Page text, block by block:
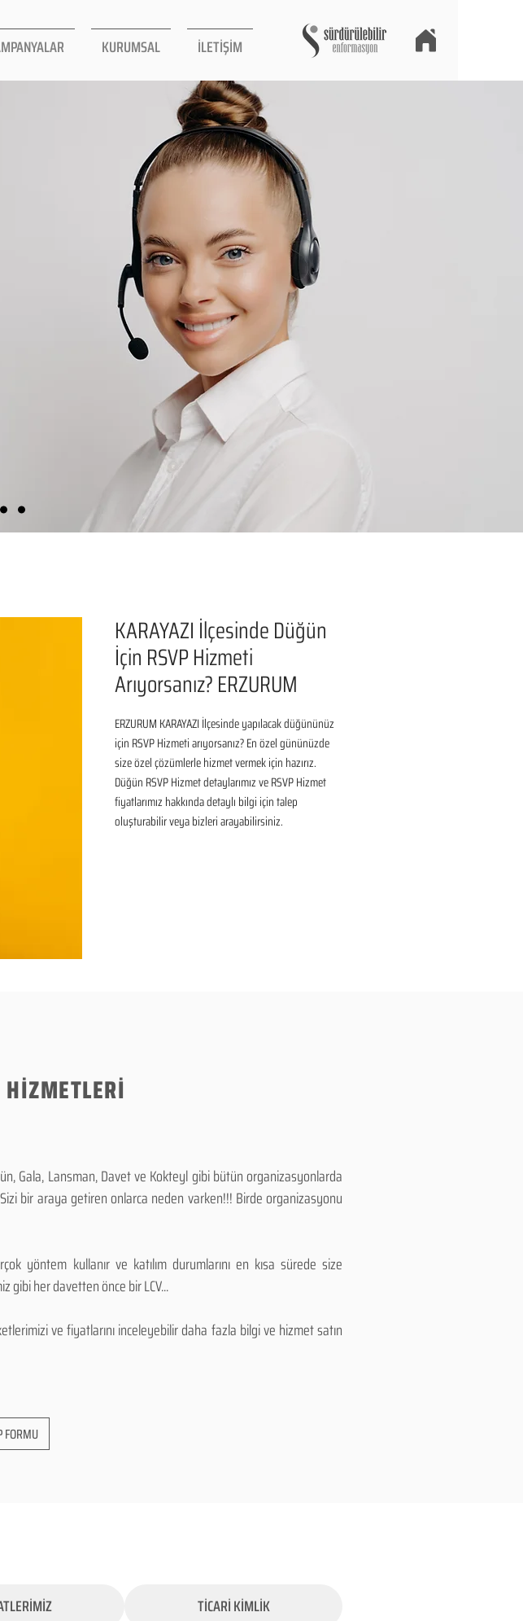
KURUMSAL İLETİŞİM
KARAYAZI İlçesinde Düğün
İçin RSVP Hizmeti
Arıyorsanız? ERZURUM
ERZURUM KARAYAZI İlçesinde yapılacak düğününüz
için RSVP Hizmeti arıyorsanız? En özel gününüzde
size özel çözümlerle hizmet vermek için hazırız.
Düğün RSVP Hizmet detaylarımız ve RSVP Hizmet
fiyatlarımız hakkında detaylı bilgi için talep
oluşturabilir veya bizleri arayabilirsiniz.
Gala, Lansman, Davet ve Kokteyl gibi bütün organizasyonlarda
Sizi bir araya getiren onlarca neden varken!!! Birde organizasyonu
yöntem kullanır ve katılım durumlarını en kısa sürede size
gibi her davetten önce bir LCV...
ve fiyatlarını inceleyebilir daha fazla bilgi ve hizmet satın
FORMU
TİCARİ KİMLİK